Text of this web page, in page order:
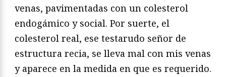
venas, pavimentadas con un colesterol
endogámico y social. Por suerte, el
colesterol real, ese testarudo señor de
estructura recia, se lleva mal con mis venas
y aparece en la medida en que es requerido.